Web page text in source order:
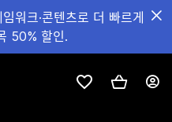
워크·콘텐츠로 더 빠르게
50% 할인.